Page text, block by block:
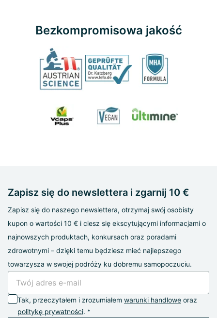
Bezkompromisowa jakość
Zapisz się do newslettera i zgarnij 10 €
Zapisz się do naszego newslettera, otrzymaj swój osobisty
kupon o wartości 10 € i ciesz się ekscytującymi informacjami o
najnowszych produktach, konkursach oraz poradami
zdrowotnymi – dzięki temu będziesz mieć najlepszego
towarzysza w swojej podróży ku dobremu samopoczuciu.
Tak, przeczytałem i zrozumiałem warunki handlowe oraz
politykę prywatności. *